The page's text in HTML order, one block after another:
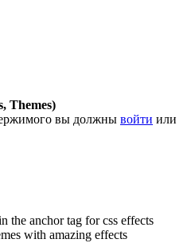
Themes)
вы должны войти или
the anchor tag for css effects
with amazing effects